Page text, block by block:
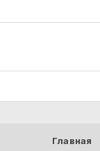
Главная